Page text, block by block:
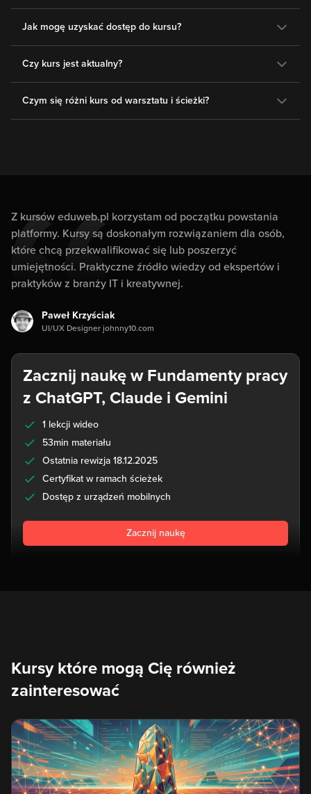
Jak mogę uzyskać dostęp do kursu?
Czy kurs jest aktualny?
Czym się różni kurs od warsztatu i ścieżki?
Z kursów eduweb.pl korzystam od początku powstania
platformy. Kursy są doskonałym rozwiązaniem dla osób,
które chcą przekwalifikować się lub poszerzyć
umiejętności. Praktyczne źródło wiedzy od ekspertów i
praktyków z branży IT i kreatywnej.
Paweł Krzyściak
UI/UX Designer johnny10.com
Zacznij naukę w Fundamenty pracy
z ChatGPT, Claude i Gemini
1 lekcji wideo
53min materiału
Ostatnia rewizja 18.12.2025
Certyfikat w ramach ścieżek
Dostęp z urządzeń mobilnych
Zacznij naukę
Kursy które mogą Cię również
zainteresować